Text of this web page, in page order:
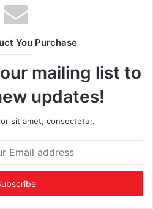
You Purchase
mailing list to
updates!
sit amet, consectetur.